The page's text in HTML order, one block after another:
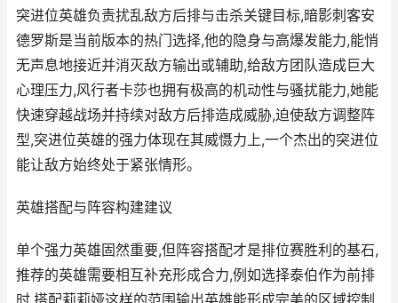
突进位英雄负责扰乱敌方后排与击杀关键目标,暗影刺客安
德罗斯是当前版本的热门选择,他的隐身与高爆发能力,能悄
无声息地接近并消灭敌方输出或辅助,给敌方团队造成巨大
心理压力,风行者卡莎也拥有极高的机动性与骚扰能力,她能
快速穿越战场并持续对敌方后排造成威胁,迫使敌方调整阵
型,突进位英雄的强力体现在其威慑力上,一个杰出的突进位
能让敌方始终处于紧张情形。
英雄搭配与阵容构建建议
单个强力英雄固然重要,但阵容搭配才是排位赛胜利的基石,
推荐的英雄需要相互补充形成合力,例如选择泰伯作为前排